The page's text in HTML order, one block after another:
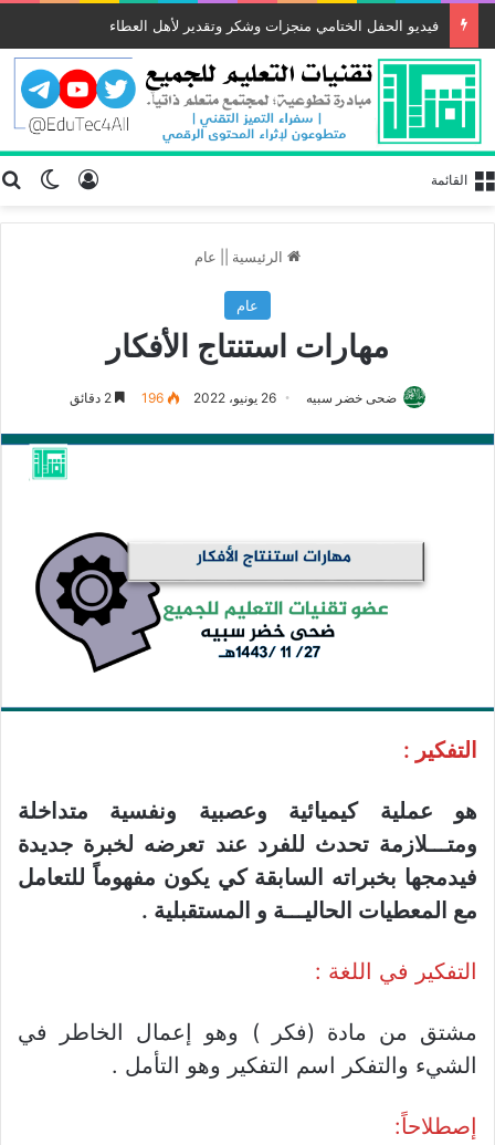
فيديو الحفل الختامي منجزات وشكر وتقدير لأهل العطاء
تسجيل القائمة
الرئيسية عام
عام
مهارات استنتاج الأفكار
ضحى خضر سبيه 26 يونيو، 2022 196
التفكير :
هو عملية كيميائية وعصبية ونفسية متداخلة
ومتـــلازمة تحدث للفرد عند تعرضه لخبرة جديدة
فيدمجها بخبراته السابقة كي يكون مفهوماً للتعامل
مع المعطيات الحاليـــة و المستقبلية .
التفكير في اللغة :
مشتق من مادة (فكر ) وهو إعمال الخاطر في
الشيء والتفكر اسم التفكير وهو التأمل .
إصطلاحاً: